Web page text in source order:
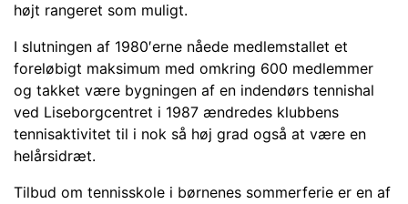
højt rangeret som muligt.
I slutningen af 1980′erne nåede medlemstallet et
foreløbigt maksimum med omkring 600 medlemmer
og takket være bygningen af en indendørs tennishal
ved Liseborgcentret i 1987 ændredes klubbens
tennisaktivitet til i nok så høj grad også at være en
helårsidræt.
Tilbud om tennisskole i børnenes sommerferie er en af